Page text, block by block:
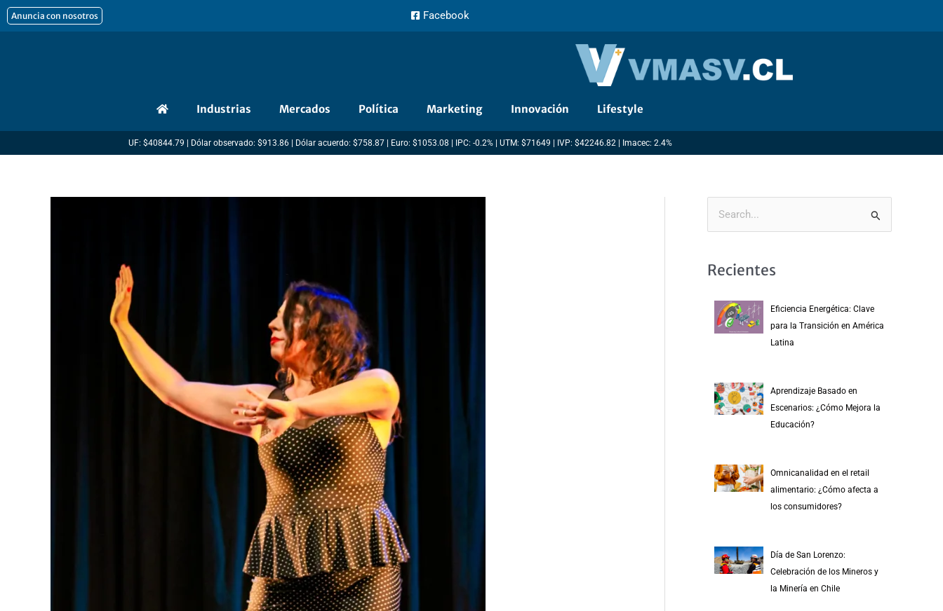
al
Anuncia con nosotros Facebook
Industrias Mercados Política Marketing Innovación Lifestyle
UF: $40844.79 | Dólar observado: $913.86 | Dólar acuerdo: $758.87 | Euro: $1053.08 | IPC: -0.2% | UTM: $71649 | IVP: $42246.82 | Imacec: 2.4%
Recientes
Eficiencia Energética: Clave
para la Transición en América
Latina
Aprendizaje Basado en
Escenarios: ¿Cómo Mejora la
Educación?
Omnicanalidad en el retail
alimentario: ¿Cómo afecta a
los consumidores?
Día de San Lorenzo:
Celebración de los Mineros y
la Minería en Chile